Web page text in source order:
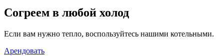
Согреем в любой холод
Если вам нужно тепло, воспользуйтесь нашими котельными.
Арендовать